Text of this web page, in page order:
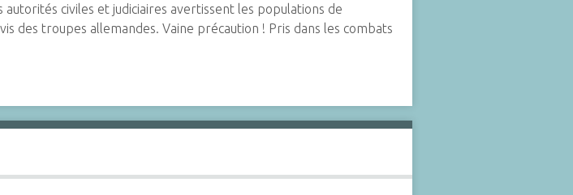
autorités civiles et judiciaires avertissent les populations de
des troupes allemandes. Vaine précaution ! Pris dans les combats